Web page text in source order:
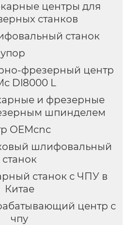
центры для
станков
станок
фрезерный центр
Dl8000 L
и фрезерные
шпинделем
OEMcnc
шлифовальный
станок
станок с ЧПУ в
Китае
центр с
чпу